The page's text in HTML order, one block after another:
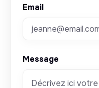
Email
Message